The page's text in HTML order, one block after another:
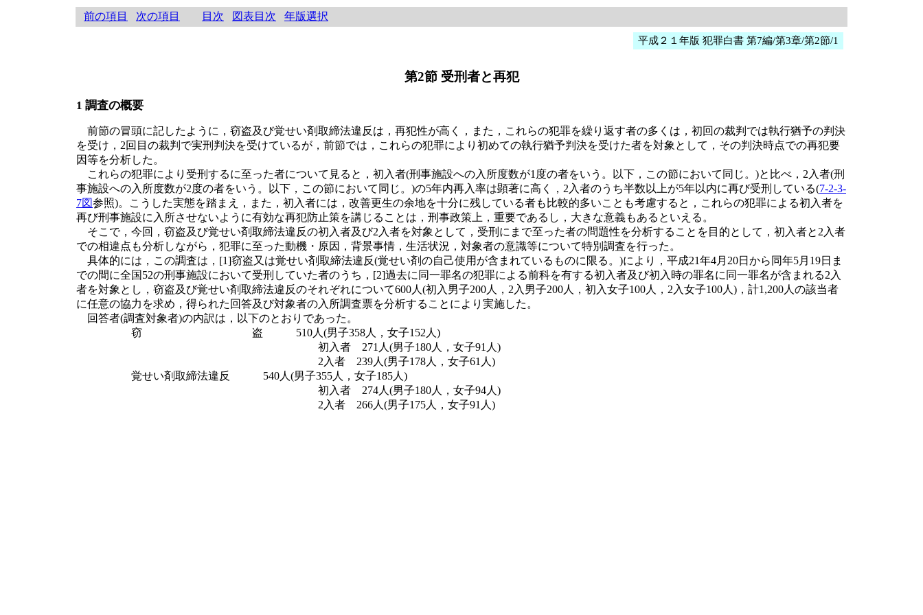
前の項目 次の項目 目次 図表目次 年版選択
平成２１年版 犯罪白書 第7編/第3章/第2節/1
第2節 受刑者と再犯
1 調査の概要
前節の冒頭に記したように，窃盗及び覚せい剤取締法違反は，再犯性が高く，また，これらの犯罪を繰り返す者の多くは，初回の裁判では執行猶予の判決
を受け，2回目の裁判で実刑判決を受けているが，前節では，これらの犯罪により初めての執行猶予判決を受けた者を対象として，その判決時点での再犯要
因等を分析した。
これらの犯罪により受刑するに至った者について見ると，初入者(刑事施設への入所度数が1度の者をいう。以下，この節において同じ。)と比べ，2入者(刑
事施設への入所度数が2度の者をいう。以下，この節において同じ。)の5年内再入率は顕著に高く，2入者のうち半数以上が5年以内に再び受刑している(7-2-3-
7図参照)。こうした実態を踏まえ，また，初入者には，改善更生の余地を十分に残している者も比較的多いことも考慮すると，これらの犯罪による初入者を
再び刑事施設に入所させないように有効な再犯防止策を講じることは，刑事政策上，重要であるし，大きな意義もあるといえる。
そこで，今回，窃盗及び覚せい剤取締法違反の初入者及び2入者を対象として，受刑にまで至った者の問題性を分析することを目的として，初入者と2入者
での相違点も分析しながら，犯罪に至った動機・原因，背景事情，生活状況，対象者の意識等について特別調査を行った。
具体的には，この調査は，[1]窃盗又は覚せい剤取締法違反(覚せい剤の自己使用が含まれているものに限る。)により，平成21年4月20日から同年5月19日ま
での間に全国52の刑事施設において受刑していた者のうち，[2]過去に同一罪名の犯罪による前科を有する初入者及び初入時の罪名に同一罪名が含まれる2入
者を対象とし，窃盗及び覚せい剤取締法違反のそれぞれについて600人(初入男子200人，2入男子200人，初入女子100人，2入女子100人)，計1,200人の該当者
に任意の協力を求め，得られた回答及び対象者の入所調査票を分析することにより実施した。
回答者(調査対象者)の内訳は，以下のとおりであった。
窃 盗 510人(男子358人，女子152人)
初入者 271人(男子180人，女子91人)
2入者 239人(男子178人，女子61人)
覚せい剤取締法違反 540人(男子355人，女子185人)
初入者 274人(男子180人，女子94人)
2入者 266人(男子175人，女子91人)